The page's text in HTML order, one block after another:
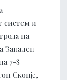
систем и
на
Западен
7-8
Скопје,